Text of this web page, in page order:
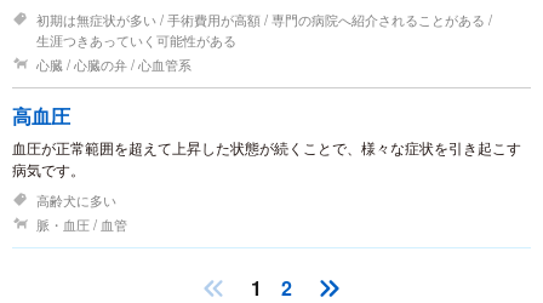
初期は無症状が多い 手術費用が高額 専門の病院へ紹介されることがある
生涯つきあっていく可能性がある
心臓
心臓の弁 心血管系
高血圧
血圧が正常範囲を超えて上昇した状態が続くことで、様々な症状を引き起こす
病気です。
高齢犬に多い
脈・血圧
血管
1 2